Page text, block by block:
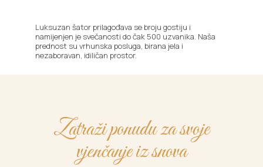
Luksuzan šator prilagođava se broju gostiju i
namijenjen je svečanosti do čak 500 uzvanika. Naša
prednost su vrhunska posluga, birana jela i
nezaboravan, idiličan prostor.
Zatraži ponudu za svoje
vjenčanje iz snova